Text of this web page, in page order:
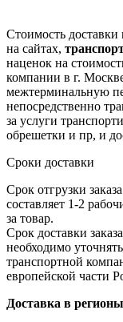
Стоимость
на сайтах,
наценок на
компании в г.
межтерминальную
непосредственно
за услуги
обрешетки и пр, и
Сроки доставки
Срок отгрузки
составляет 1-2
за товар.
Срок доставки
необходимо
транспортной
европейской части
Доставка в